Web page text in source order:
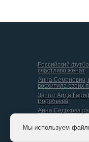
Российский
счастливо женат
Анна Семенович,
восхитила своих
За что Аида
Воробьева
Анна Седокова
Даниил
идеальную
Мы используем